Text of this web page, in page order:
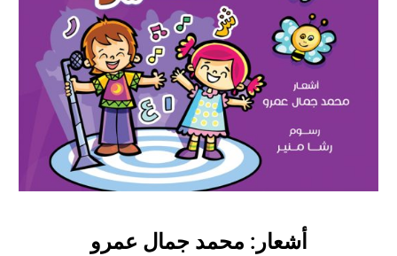
أشعار: محمد جمال عمرو